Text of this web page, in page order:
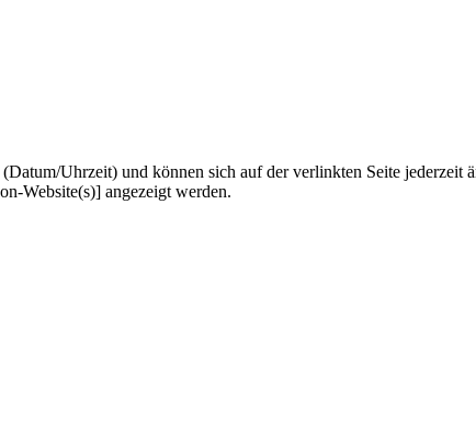
Uhrzeit) und können sich auf der verlinkten Seite jederzeit
Website(s)] angezeigt werden.